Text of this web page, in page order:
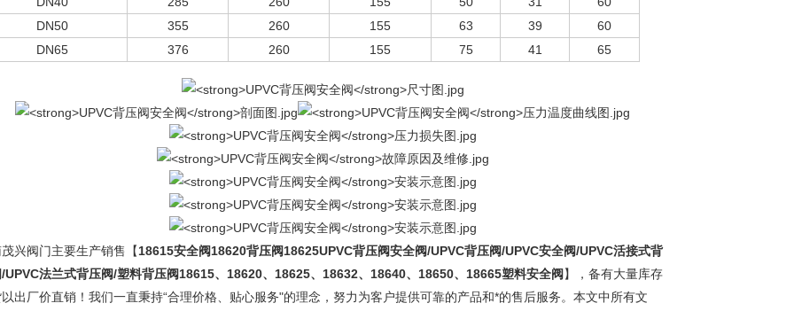
DN50
355 260 155 63 39
60
DN65
376 260 155 75 41 65
兴阀门主要生产销售【18615安全阀18620背压阀18625UPVC背压阀安全阀/UPVC背压阀/UPVC安全阀/UPVC活接式背
/UPVC法兰式背压阀/塑料背压阀18615、18620、18625、18632、18640、18650、18665塑料安全阀 】，备有大量库存
出厂价直销！我们一直秉持“合理价格、贴心服务"的理念，努力为客户提供可靠的产品和*的售后服务。本文中所有文